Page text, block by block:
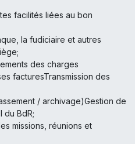
facilités liées au bon
la fudiciaire et autres
des charges
facturesTransmission des
/ archivage)Gestion de
du BdR;
missions, réunions et